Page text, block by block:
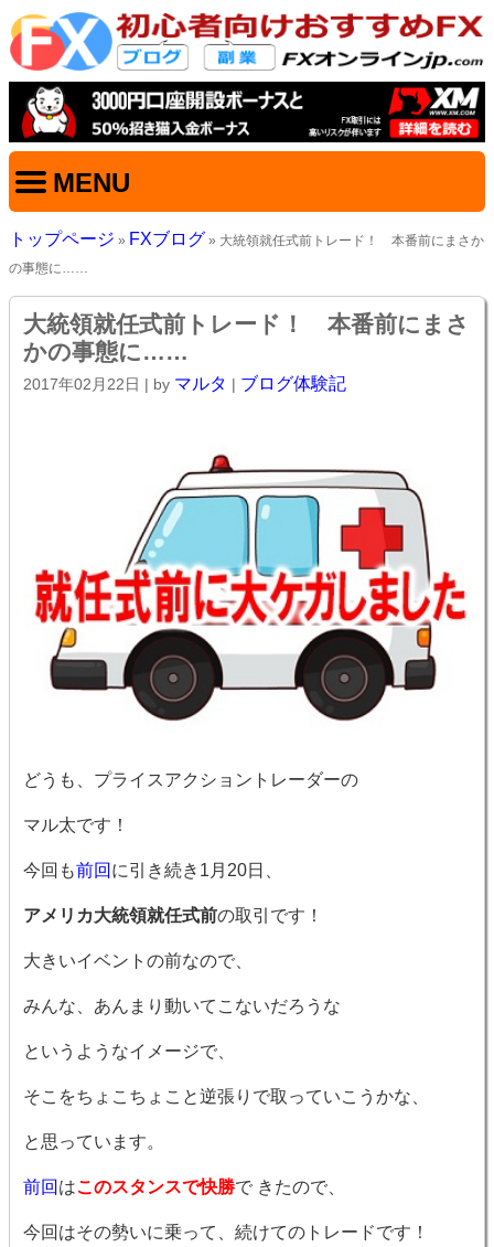
MENU
トップページ » FXブログ » 大統領就任式前トレード！ 本番前にまさか
の事態に……
大統領就任式前トレード！ 本番前にまさ
かの事態に……
2017年02月22日 | by マルタ | ブログ体験記
どうも、プライスアクショントレーダーの
マル太です！
今回も前回 に引き続き1月20日、
アメリカ大統領就任式前の取引です！
大きいイベントの前なので、
みんな、あんまり動いてこないだろうな
というようなイメージで、
そこをちょこちょこと逆張りで取っていこうかな、
と思っています。
前回 はこのスタンスで快勝で きたので、
今回はその勢いに乗って、続けてのトレードです！